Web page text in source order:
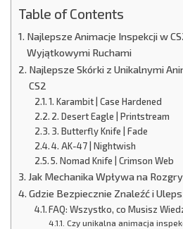
Table of Contents
Najlepsze Animacje Inspekcji w
Wyjątkowymi Ruchami
Najlepsze Skórki z Unikalnymi
CS2
1. Karambit | Case Hardened
2. Desert Eagle | Printstream
3. Butterfly Knife | Fade
4. AK-47 | Nightwish
5. Nomad Knife | Crimson Web
Jak Mechanika Wpływa na
Gdzie Bezpiecznie Znaleźć i
FAQ: Wszystko, co Musisz
Czy unikalna animacja